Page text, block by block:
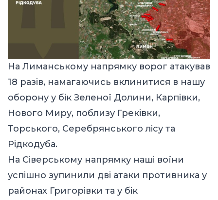
На Лиманському напрямку ворог атакував
18 разів, намагаючись вклинитися в нашу
оборону у бік Зеленої Долини, Карпівки,
Нового Миру, поблизу Греківки,
Торського, Серебрянського лісу та
Рідкодуба.
На Сіверському напрямку наші воїни
успішно зупинили дві атаки противника у
районах Григорівки та у бік